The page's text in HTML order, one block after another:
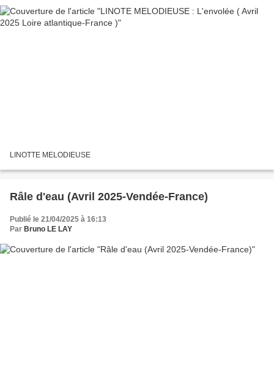
LINOTTE MELODIEUSE
Râle d'eau (Avril 2025-Vendée-France)
Publié le 21/04/2025 à 16:13
Par Bruno LE LAY